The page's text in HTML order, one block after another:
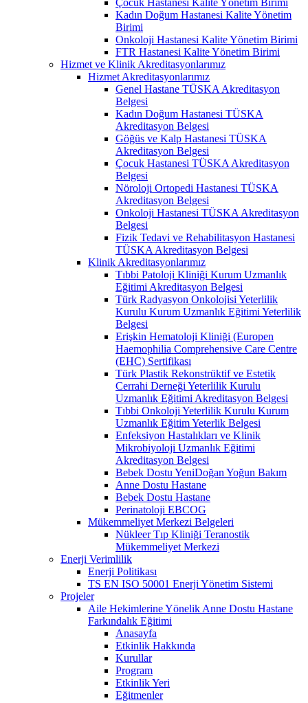
Kadın Doğum Hastanesi Kalite Yönetim
Birimi
Onkoloji Hastanesi Kalite Yönetim Birimi
FTR Hastanesi Kalite Yönetim Birimi
Hizmet ve Klinik Akreditasyonlarımız
Hizmet Akreditasyonlarımız
Genel Hastane TÜSKA Akreditasyon
Belgesi
Kadın Doğum Hastanesi TÜSKA
Akreditasyon Belgesi
Göğüs ve Kalp Hastanesi TÜSKA
Akreditasyon Belgesi
Çocuk Hastanesi TÜSKA Akreditasyon
Belgesi
Nöroloji Ortopedi Hastanesi TÜSKA
Akreditasyon Belgesi
Onkoloji Hastanesi TÜSKA Akreditasyon
Belgesi
Fizik Tedavi ve Rehabilitasyon Hastanesi
TÜSKA Akreditasyon Belgesi
Klinik Akreditasyonlarımız
Tıbbi Patoloji Kliniği Kurum Uzmanlık
Eğitimi Akreditasyon Belgesi
Türk Radyasyon Onkolojisi Yeterlilik
Kurulu Kurum Uzmanlık Eğitimi Yeterlilik
Belgesi
Erişkin Hematoloji Kliniği (Europen
Haemophilia Comprehensive Care Centre
(EHC) Sertifikası
Türk Plastik Rekonstrüktif ve Estetik
Cerrahi Derneği Yeterlilik Kurulu
Uzmanlık Eğitimi Akreditasyon Belgesi
Tıbbi Onkoloji Yeterlilik Kurulu Kurum
Uzmanlık Eğitim Yeterlik Belgesi
Enfeksiyon Hastalıkları ve Klinik
Mikrobiyoloji Uzmanlık Eğitimi
Akreditasyon Belgesi
Bebek Dostu YeniDoğan Yoğun Bakım
Anne Dostu Hastane
Bebek Dostu Hastane
Perinatoloji EBCOG
Mükemmeliyet Merkezi Belgeleri
Nükleer Tıp Kliniği Teranostik
Mükemmeliyet Merkezi
Enerji Verimlilik
Enerji Politikası
TS EN ISO 50001 Enerji Yönetim Sistemi
Projeler
Aile Hekimlerine Yönelik Anne Dostu Hastane
Farkındalık Eğitimi
Anasayfa
Etkinlik Hakkında
Kurullar
Program
Etkinlik Yeri
Eğitmenler